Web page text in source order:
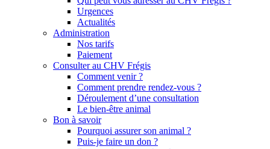
Urgences
Actualités
Administration
Nos tarifs
Paiement
Consulter au CHV Frégis
Comment venir ?
Comment prendre rendez-vous ?
Déroulement d’une consultation
Le bien-être animal
Bon à savoir
Pourquoi assurer son animal ?
Puis-je faire un don ?